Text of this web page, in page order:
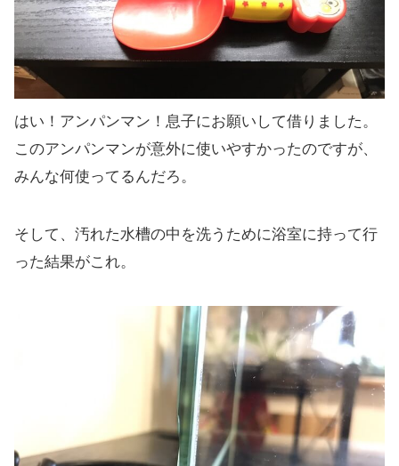
はい！アンパンマン！息子にお願いして借りました。
このアンパンマンが意外に使いやすかったのですが、
みんな何使ってるんだろ。
そして、汚れた水槽の中を洗うために浴室に持って行
った結果がこれ。